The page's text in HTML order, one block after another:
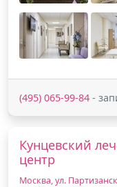
(495) 065-99-84 -
Кунцевский
центр
Москва, ул.